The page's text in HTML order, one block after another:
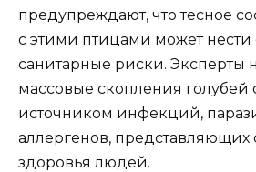
предупреждают, что тесное
с этими птицами может нести
санитарные риски. Эксперты
массовые скопления голубей
источником инфекций,
аллергенов, представляющих
здоровья людей.